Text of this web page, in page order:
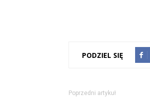
PODZIEL SIĘ
Poprzedni artykuł